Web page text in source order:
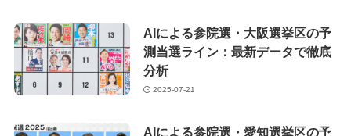
AIによる参院選・大阪選挙区の予
測当選ライン：最新データで徹底
分析
2025-07-21
AIによる参院選・愛知選挙区の予